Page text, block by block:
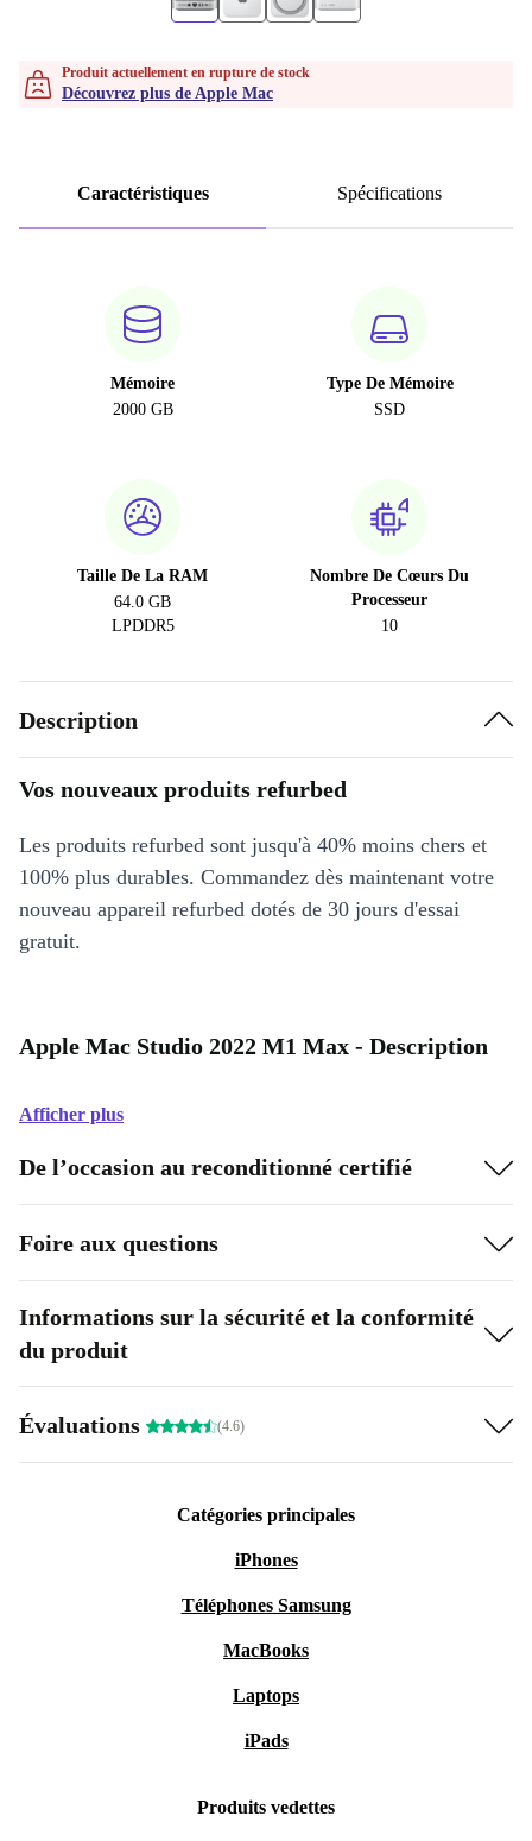
Produit actuellement en rupture de stock
Découvrez plus de Apple Mac
Caractéristiques Spécifications
Mémoire
2000 GB
Type De Mémoire
SSD
Taille De La RAM
64.0 GB
LPDDR5
Nombre De Cœurs Du
Processeur
10
Description
Vos nouveaux produits refurbed
Les produits refurbed sont jusqu'à 40% moins chers et
100% plus durables. Commandez dès maintenant votre
nouveau appareil refurbed dotés de 30 jours d'essai
gratuit.
Apple Mac Studio 2022 M1 Max - Description
Afficher plus
De l’occasion au reconditionné certifié
Foire aux questions
Informations sur la sécurité et la conformité
du produit
Évaluations (4.6)
Catégories principales
iPhones
Téléphones Samsung
MacBooks
Laptops
iPads
Produits vedettes